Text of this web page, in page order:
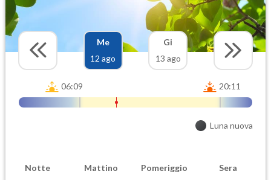
Me
12 ago
Gi
13 ago
06:09 20:11
Luna nuova
Notte Mattino Pomeriggio Sera